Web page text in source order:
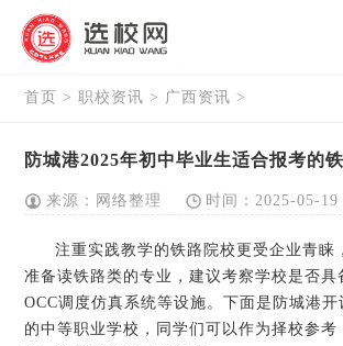
首页 >职校资讯 > 广西资讯 >
防城港2025年初中毕业生适合报考的
来源：网络整理 时间：2025-05-19
注重实践教学的铁路院校更受企业青睐
准备读铁路类的专业，建议考察学校是否具
OCC调度仿真系统等设施。下面是防城港开
的中等职业学校，同学们可以作为择校参考